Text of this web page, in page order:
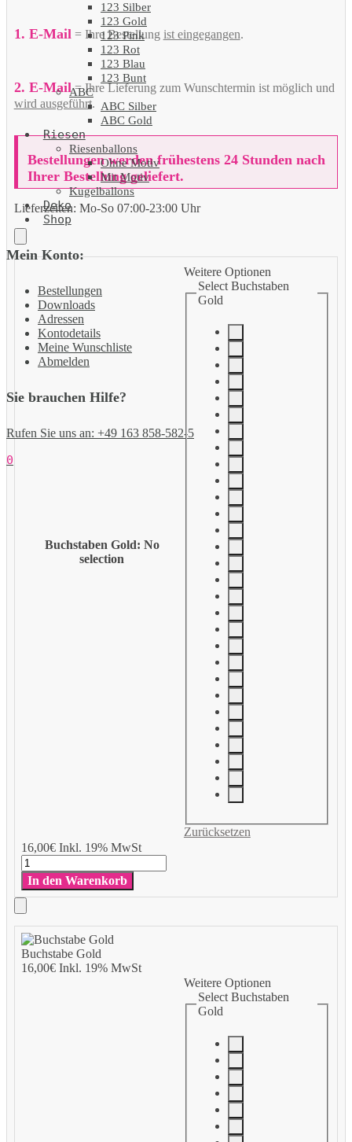
123 Silber
123 Gold
123 Pink
123 Rot
123 Blau
123 Bunt
ABC
ABC Silber
ABC Gold
Riesen
Riesenballons
Ohne Motiv
Mit Motiv
Kugelballons
Deko
Shop
Mein Konto:
Bestellungen
Downloads
Adressen
Kontodetails
Meine Wunschliste
Abmelden
Sie brauchen Hilfe?
Rufen Sie uns an: +49 163 858-582-5
0
1. E-Mail = Ihre Bestellung ist eingegangen.
2. E-Mail= Ihre Lieferung zum Wunschtermin ist möglich und
wird ausgeführt.
Bestellungen werden frühestens 24 Stunden nach
Ihrer Bestellung geliefert.
Lieferzeiten: Mo-So 07:00-23:00 Uhr
Add
to
Cart
16,00€Inkl. 19% MwSt
Buchstaben Gold: No
selection
Weitere Optionen
Select Buchstaben
Gold
Zurücksetzen
Buchstabe
Gold
Menge
In den Warenkorb
Add
to
Cart
Buchstabe Gold
16,00€Inkl. 19% MwSt
Weitere Optionen
Select Buchstaben
Gold